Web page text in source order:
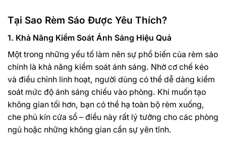
Tại Sao Rèm Sáo Được Yêu Thích?
1. Khả Năng Kiểm Soát Ánh Sáng Hiệu Quả
Một trong những yếu tố làm nên sự phổ biến của rèm sáo
chính là khả năng kiểm soát ánh sáng. Nhờ cơ chế kéo
và điều chỉnh linh hoạt, người dùng có thể dễ dàng kiểm
soát mức độ ánh sáng chiếu vào phòng. Khi muốn tạo
không gian tối hơn, bạn có thể hạ toàn bộ rèm xuống,
che phủ kín cửa sổ – điều này rất lý tưởng cho các phòng
ngủ hoặc những không gian cần sự yên tĩnh.